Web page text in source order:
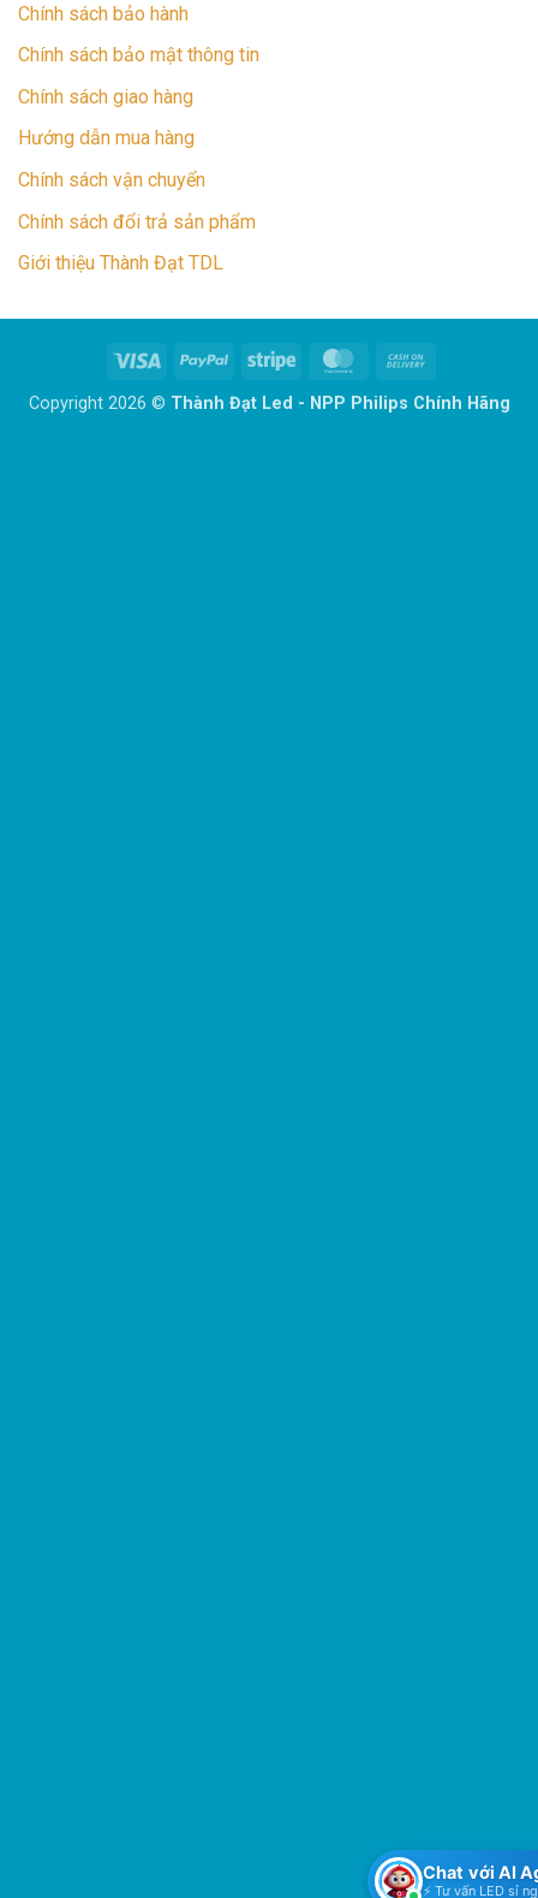
Chính sách bảo hành
Chính sách bảo mật thông tin
Chính sách giao hàng
Hướng dẫn mua hàng
Chính sách vận chuyển
Chính sách đổi trả sản phẩm
Giới thiệu Thành Đạt TDL
Visa PayPal Stripe MasterCard
Delivery
Copyright 2026 © Thành Đạt Led - NPP Philips Chính Hãng
Chat với AI
⚡ Tư vấn LED sỉ